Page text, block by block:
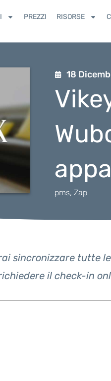
PREZZI RISORSE
18
pms, Zap
sincronizzare tutte
il check-in